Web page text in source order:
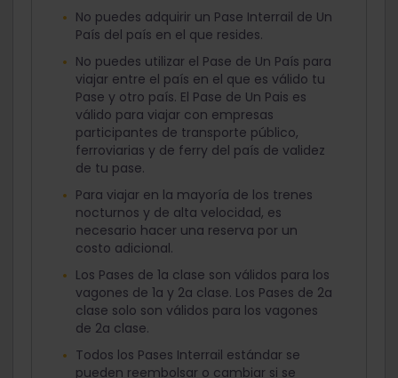
No puedes adquirir un Pase Interrail de Un
País del país en el que resides.
No puedes utilizar el Pase de Un País para
viajar entre el país en el que es válido tu
Pase y otro país. El Pase de Un Pais es
válido para viajar con empresas
participantes de transporte público,
ferroviarias y de ferry del país de validez
de tu pase.
Para viajar en la mayoría de los trenes
nocturnos y de alta velocidad, es
necesario hacer una reserva por un
costo adicional.
Los Pases de 1a clase son válidos para los
vagones de 1a y 2a clase. Los Pases de 2a
clase solo son válidos para los vagones
de 2a clase.
Todos los Pases Interrail estándar se
pueden reembolsar o cambiar si se